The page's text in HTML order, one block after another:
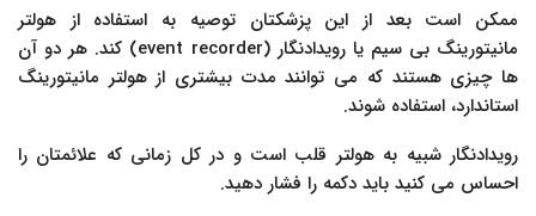
ممکن است بعد از این پزشکتان توصیه به استفاده از هولتر
مانیتورینگ بی سیم یا رویدادنگار (event recorder) کند. هر دو آن
ها چیزی هستند که می توانند مدت بیشتری از هولتر مانیتورینگ
استاندارد، استفاده شوند.
رویدادنگار شبیه به هولتر قلب است و در کل زمانی که علائمتان را
احساس می کنید باید دکمه را فشار دهید.